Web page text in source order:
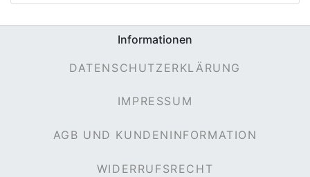
Informationen
DATENSCHUTZERKLÄRUNG
IMPRESSUM
AGB UND KUNDENINFORMATION
WIDERRUFSRECHT